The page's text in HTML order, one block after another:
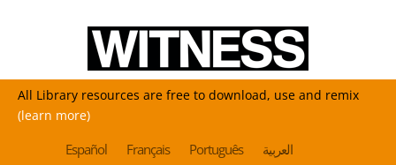
All Library resources are free to download, use and remix
(learn more)
Español Français Português العربية